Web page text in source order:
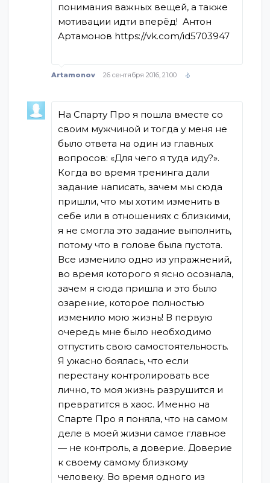
понимания важных вещей, а также
мотивации идти вперёд! Антон
Артамонов https://vk.com/id5703947
Artamonov 26 сентября 2016, 21:00
На Спарту Про я пошла вместе со
своим мужчиной и тогда у меня не
было ответа на один из главных
вопросов: «Для чего я туда иду?».
Когда во время тренинга дали
задание написать, зачем мы сюда
пришли, что мы хотим изменить в
себе или в отношениях с близкими,
я не смогла это задание выполнить,
потому что в голове была пустота.
Все изменило одно из упражнений,
во время которого я ясно осознала,
зачем я сюда пришла и это было
озарение, которое полностью
изменило мою жизнь! В первую
очередь мне было необходимо
отпустить свою самостоятельность.
Я ужасно боялась, что если
перестану контролировать все
лично, то моя жизнь разрушится и
превратится в хаос. Именно на
Спарте Про я поняла, что на самом
деле в моей жизни самое главное
— не контроль, а доверие. Доверие
к своему самому близкому
человеку. Во время одного из